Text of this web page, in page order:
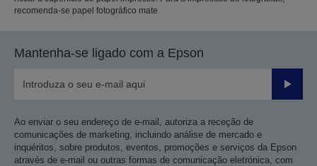
recomenda-se papel fotográfico mate
Mantenha-se ligado com a Epson
Enviar
Ao enviar o seu endereço de e-mail, autoriza a receção de
comunicações de marketing, incluindo análise de mercado e
inquéritos, sobre produtos, eventos, promoções e serviços da Epson
através de e-mail ou outras formas de comunicação eletrónica, com